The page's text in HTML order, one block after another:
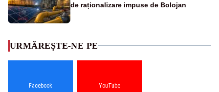
de raționalizare impuse de Bolojan
URMĂREȘTE-NE PE
Facebook YouTube